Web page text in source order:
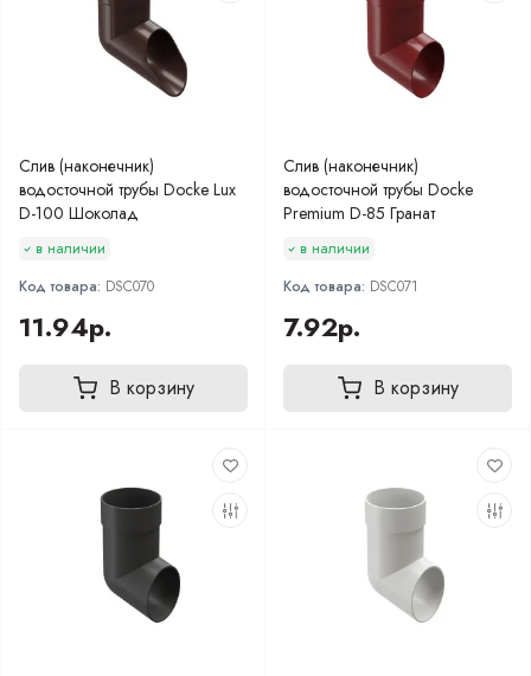
Слив (наконечник)
водосточной трубы Docke Lux
D-100 Шоколад
в наличии
Код товара: DSC070
11.94р.
В корзину
Слив (наконечник)
водосточной трубы Docke
Premium D-85 Гранат
в наличии
Код товара: DSC071
7.92р.
В корзину